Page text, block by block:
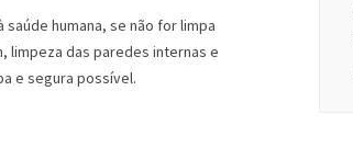
humana, se não for limpa
limpeza das paredes internas e
e segura possível.